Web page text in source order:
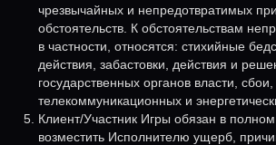
чрезвычайных и непредотвратимых
обстоятельств. К обстоятельствам
в частности, относятся: стихийные
действия, забастовки, действия и
государственных органов власти,
телекоммуникационных и
Клиент/Участник Игры обязан в
возместить Исполнителю ущерб,